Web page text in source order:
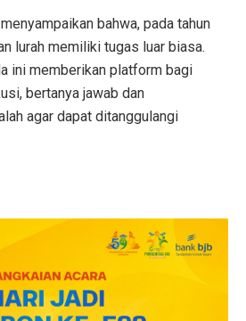
bahwa, pada tahun
lurah memiliki tugas luar biasa.
ini memberikan platform bagi
bertanya jawab dan
agar dapat ditanggulangi